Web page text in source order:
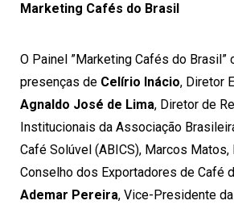
Marketing Cafés do Brasil
O Painel ”Marketing Cafés do Brasil”
presenças de Celírio Inácio, Diretor
Agnaldo José de Lima, Diretor de
Institucionais da Associação
Café Solúvel (ABICS), Marcos Matos,
Conselho dos Exportadores de Café
Ademar Pereira, Vice-Presidente